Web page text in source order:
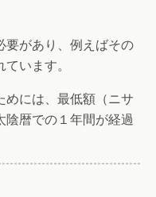
があり、例えばその
います。
には、最低額（ニサ
暦での１年間が経過